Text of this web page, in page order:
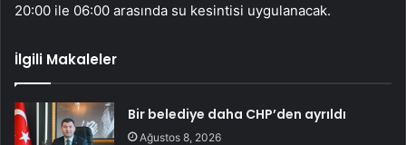
20:00 ile 06:00 arasında su kesintisi uygulanacak.
İlgili Makaleler
Bir belediye daha CHP’den ayrıldı
Ağustos 8, 2026